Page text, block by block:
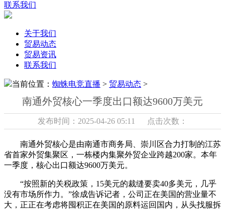
联系我们
关于我们
贸易动态
贸易资讯
联系我们
当前位置： 蜘蛛电竞直播 > 贸易动态 >
南通外贸核心一季度出口额达9600万美元
发布时间：2025-04-26 05:11 点击次数：
南通外贸核心是由南通市商务局、崇川区合力打制的江苏
省首家外贸集聚区，一栋楼内集聚外贸企业跨越200家。本年
一季度，核心出口额达9600万美元。
“按照新的关税政策，15美元的裁缝要卖40多美元，几乎
没有市场所作力。”徐成告诉记者，公司正在美国的营业量不
大，正正在考虑将囤积正在美国的原料运回国内，从头找服拆